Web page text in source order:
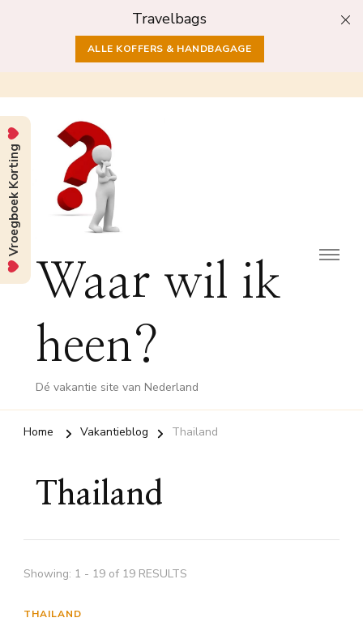
Travelbags
ALLE KOFFERS & HANDBAGAGE
Waar wil ik
heen?
Dé vakantie site van Nederland
Home Vakantieblog Thailand
Thailand
Showing: 1 - 19 of 19 RESULTS
THAILAND
Vroegboek Korting